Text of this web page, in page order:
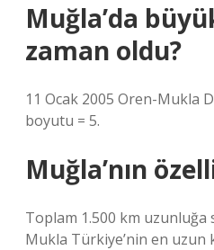
Muğla’da
zaman oldu?
11 Ocak 2005 Oren-Mukla
boyutu = 5.
Muğla’nın
Toplam 1.500 km uzunluğa
Mukla Türkiye’nin en uzun